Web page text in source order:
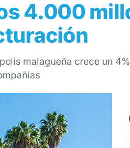
4.000
malagueña crece un